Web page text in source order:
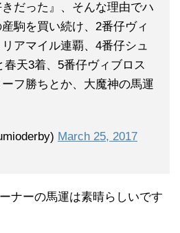
きだった』、そんな理由でハ
駒を買い続け、2番仔ヴィ
アマイル連覇、4番仔シュ
春天3着、5番仔ヴィブロス
フ勝ちとか、大魔神の馬運
March 25, 2017
ナーの馬運は素晴らしいです